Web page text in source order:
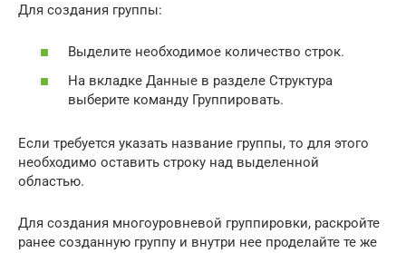
Для создания группы:
Выделите необходимое количество строк.
На вкладке Данные в разделе Структура
выберите команду Группировать.
Если требуется указать название группы, то для этого
необходимо оставить строку над выделенной
областью.
Для создания многоуровневой группировки, раскройте
ранее созданную группу и внутри нее проделайте те же